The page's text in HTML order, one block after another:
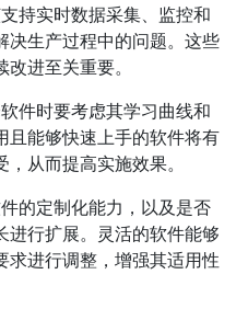
持实时数据采集、监控和
决生产过程中的问题。这些
进至关重要。
件时要考虑其学习曲线和
且能够快速上手的软件将有
从而提高实施效果。
的定制化能力，以及是否
进行扩展。灵活的软件能够
求进行调整，增强其适用性